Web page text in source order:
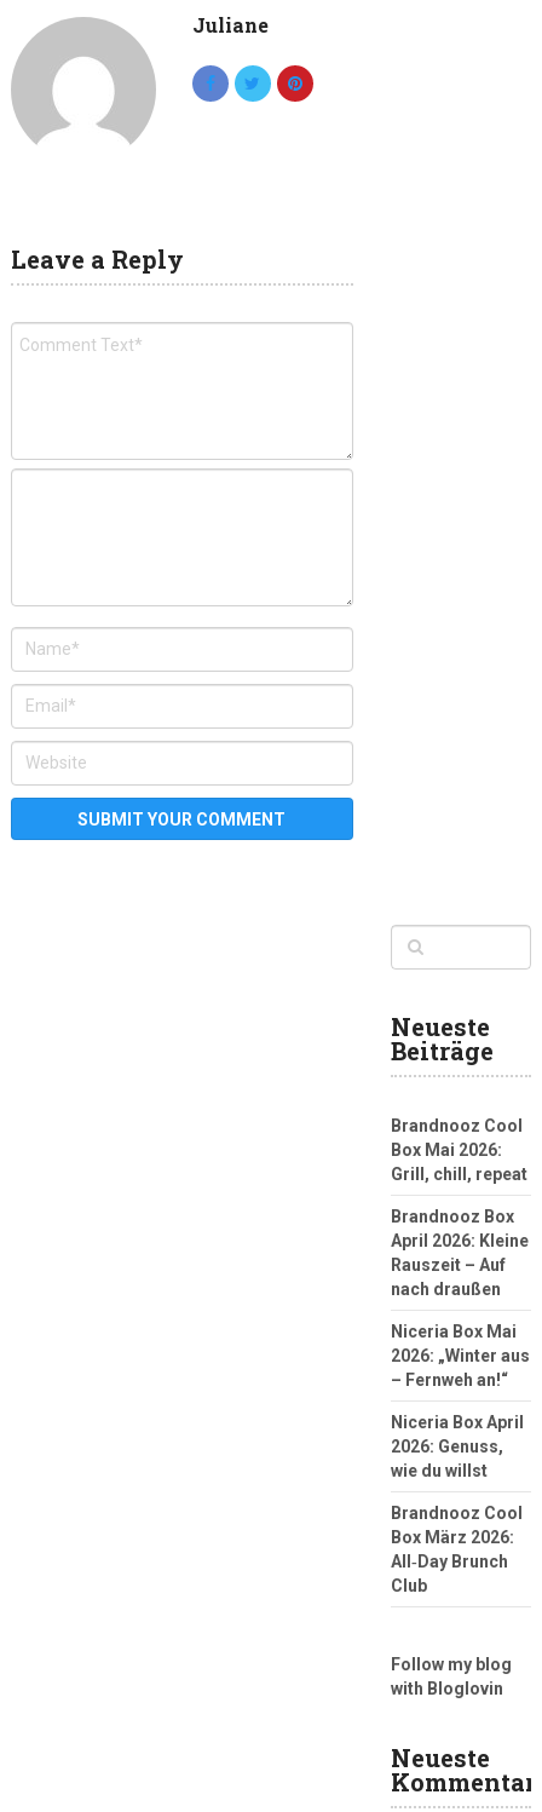
Juliane
Leave a Reply
Neueste
Beiträge
Brandnooz Cool
Box Mai 2026:
Grill, chill, repeat
Brandnooz Box
April 2026: Kleine
Rauszeit – Auf
nach draußen
Niceria Box Mai
2026: „Winter aus
– Fernweh an!“
Niceria Box April
2026: Genuss,
wie du willst
Brandnooz Cool
Box März 2026:
All‑Day Brunch
Club
Follow my blog
with Bloglovin
Neueste